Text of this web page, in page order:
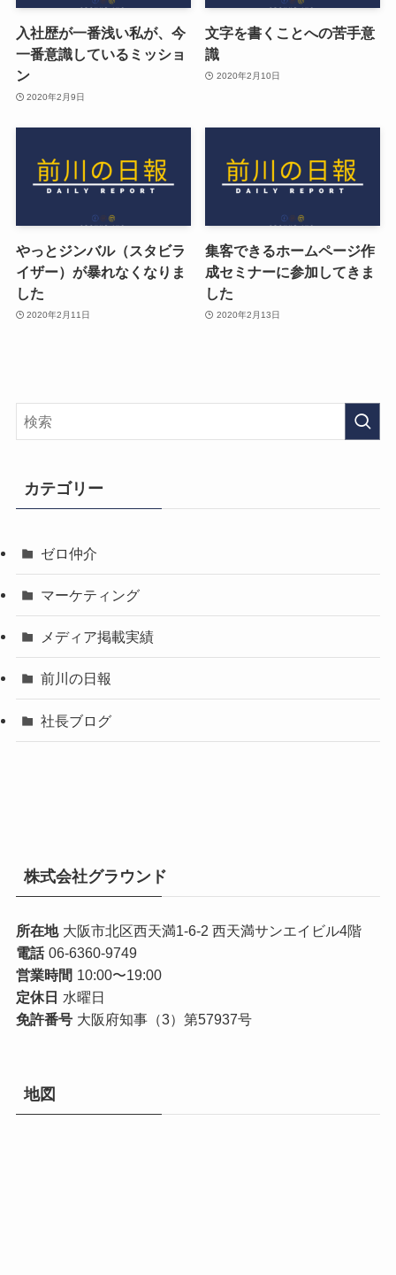
入社歴が一番浅い私が、今
一番意識しているミッショ
ン
2020年2月9日
文字を書くことへの苦手意
識
2020年2月10日
やっとジンバル（スタビラ
イザー）が暴れなくなりま
した
2020年2月11日
集客できるホームページ作
成セミナーに参加してきま
した
2020年2月13日
カテゴリー
ゼロ仲介
マーケティング
メディア掲載実績
前川の日報
社長ブログ
株式会社グラウンド
所在地 大阪市北区西天満1-6-2 西天満サンエイビル4階
電話 06-6360-9749
営業時間 10:00〜19:00
定休日 水曜日
免許番号 大阪府知事（3）第57937号
地図